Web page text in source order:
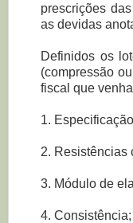
prescrições
as devidas
Definidos os
(compressão
fiscal que
1.
2. Resistências
3. Módulo de
4. Consistência;